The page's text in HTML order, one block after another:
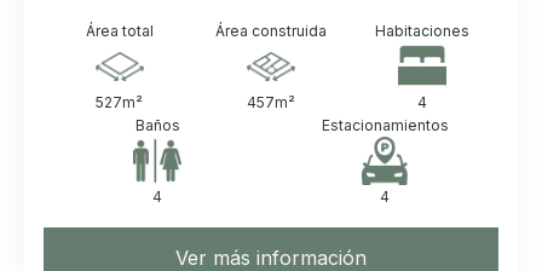
Área total
527m²
Área construida
457m²
Habitaciones
4
Baños
4
Estacionamientos
4
Ver más información